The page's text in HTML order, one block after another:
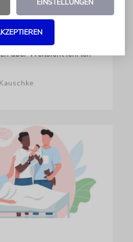
denken
über Weitsicht lehrten
EINSTELLUNGEN